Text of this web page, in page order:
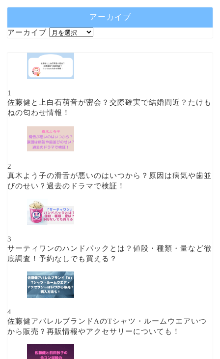
アーカイブ
アーカイブ
1
佐藤健と上白石萌音が密会？交際確実で結婚間近？たけも
ねの匂わせ情報！
2
真木よう子の滑舌が悪いのはいつから？原因は病気や歯並
びのせい？過去のドラマで検証！
3
サーティワンのハンドパックとは？値段・種類・量など徹
底調査！予約なしでも買える？
4
佐藤健アパレルブランドAのTシャツ・ルームウエアいつ
から販売？再販情報やアクセサリーについても！